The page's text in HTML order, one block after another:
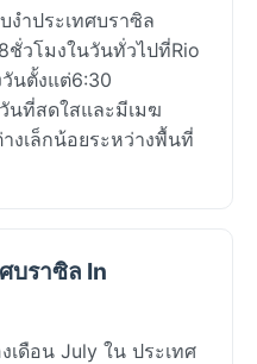
ำประเทศบราซิล
ชั่วโมงในวันทั่วไปที่Rio
นตั้งแต่6:30
นที่สดใสและมีเมฆ
งเล็กน้อยระหว่างพื้นที่
บราซิล In
ดือน July ใน ประเทศ